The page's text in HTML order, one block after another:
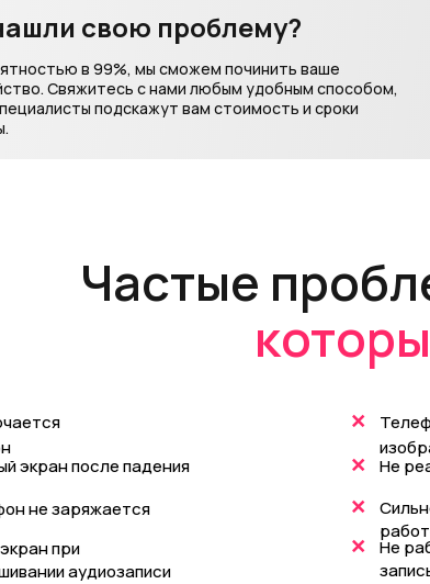
свою проблему?
в 99%, мы сможем починить ваше
Свяжитесь с нами любым удобным способом,
подскажут вам стоимость и сроки
Частые
экран после падения
не заряжается
при
аудиозаписи
+
+Не
+
+Не